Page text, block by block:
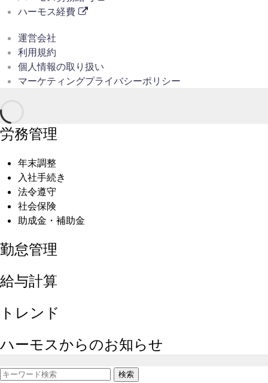
ハーモス経費
運営会社
利用規約
個人情報の取り扱い
マーケティングプライバシーポリシー
労務管理
年末調整
入社手続き
法令遵守
社会保険
助成金・補助金
勤怠管理
給与計算
トレンド
ハーモスからのお知らせ
検索